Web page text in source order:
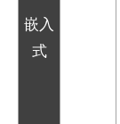
嵌入
式